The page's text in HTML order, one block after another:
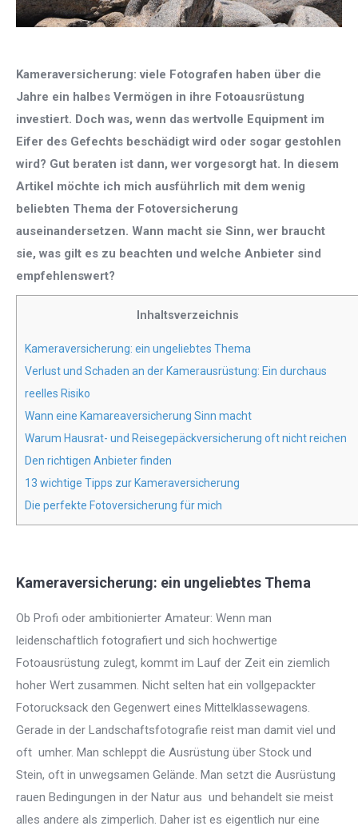
Kameraversicherung: viele Fotografen haben über die
Jahre ein halbes Vermögen in ihre Fotoausrüstung
investiert. Doch was, wenn das wertvolle Equipment im
Eifer des Gefechts beschädigt wird oder sogar gestohlen
wird? Gut beraten ist dann, wer vorgesorgt hat. In diesem
Artikel möchte ich mich ausführlich mit dem wenig
beliebten Thema der Fotoversicherung
auseinandersetzen. Wann macht sie Sinn, wer braucht
sie, was gilt es zu beachten und welche Anbieter sind
empfehlenswert?
Inhaltsverzeichnis
Kameraversicherung: ein ungeliebtes Thema
Verlust und Schaden an der Kamerausrüstung: Ein durchaus
reelles Risiko
Wann eine Kamareaversicherung Sinn macht
Warum Hausrat- und Reisegepäckversicherung oft nicht reichen
Den richtigen Anbieter finden
13 wichtige Tipps zur Kameraversicherung
Die perfekte Fotoversicherung für mich
Kameraversicherung: ein ungeliebtes Thema
Ob Profi oder ambitionierter Amateur: Wenn man
leidenschaftlich fotografiert und sich hochwertige
Fotoausrüstung zulegt, kommt im Lauf der Zeit ein ziemlich
hoher Wert zusammen. Nicht selten hat ein vollgepackter
Fotorucksack den Gegenwert eines Mittelklassewagens.
Gerade in der Landschaftsfotografie reist man damit viel und
oft umher. Man schleppt die Ausrüstung über Stock und
Stein, oft in unwegsamen Gelände. Man setzt die Ausrüstung
rauen Bedingungen in der Natur aus und behandelt sie meist
alles andere als zimperlich. Daher ist es eigentlich nur eine